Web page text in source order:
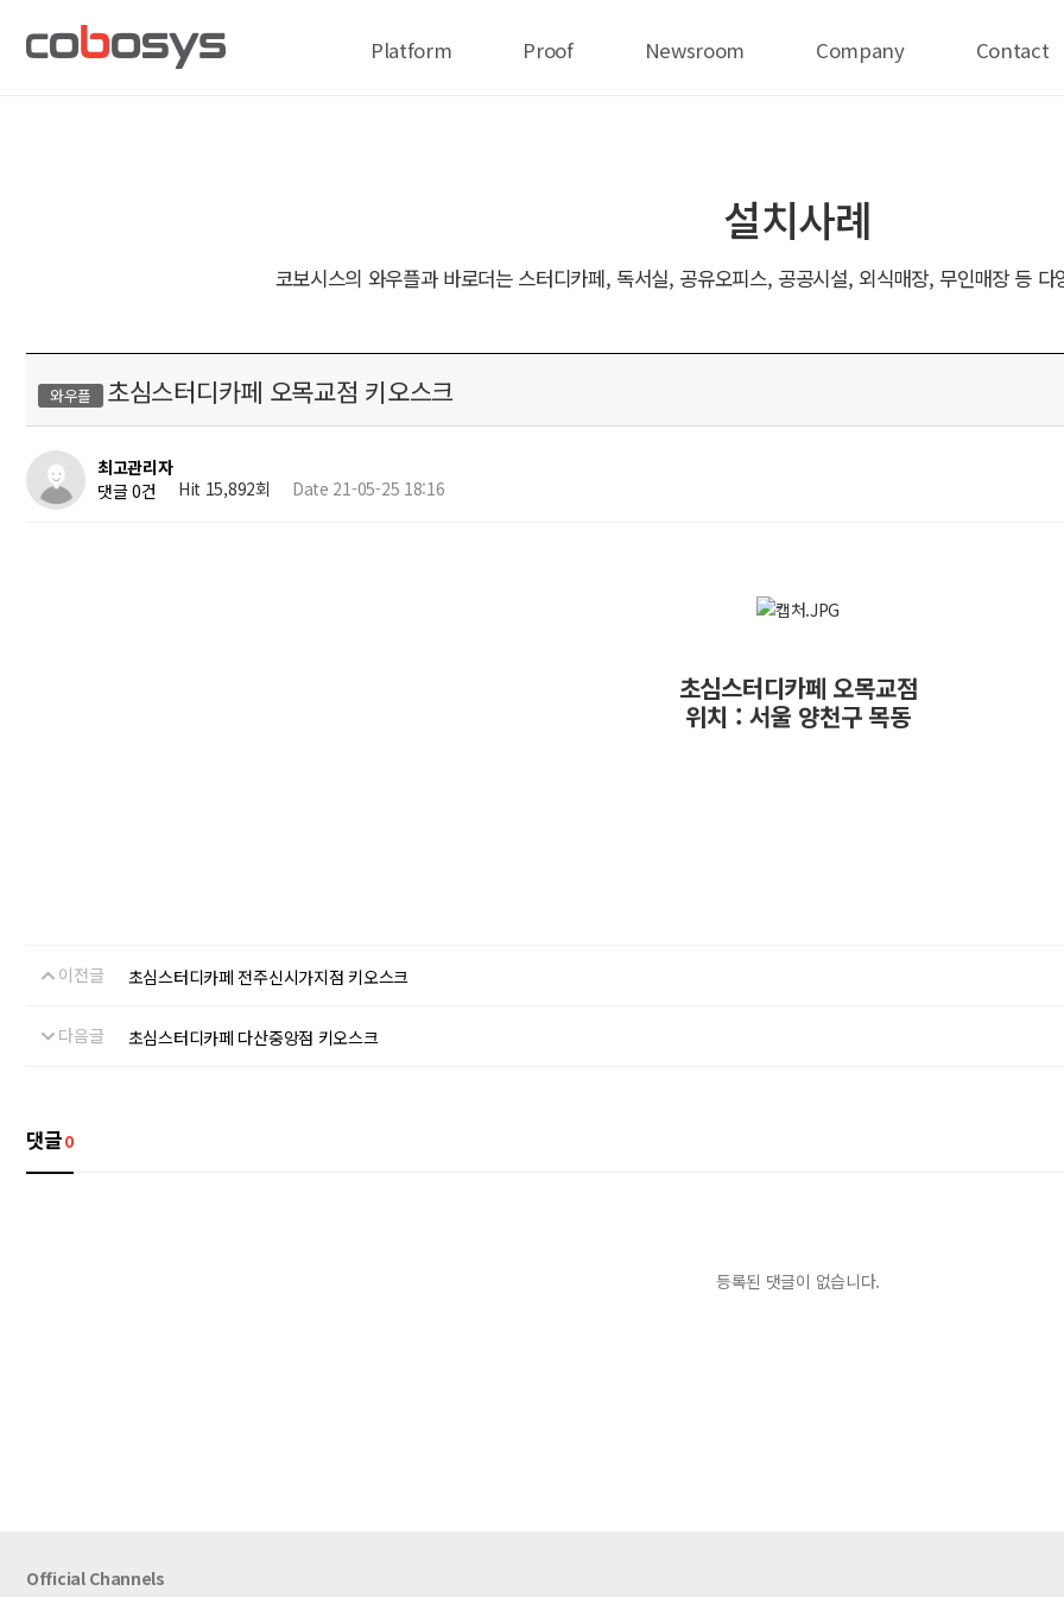
Platform Proof Newsroom Company Contact
설치사례
코보시스의 와우플과 바로더는 스터디카페, 독서실, 공유오피스, 공공시설, 외식매장, 무인매장 등
와우플 초심스터디카페 오목교점 키오스크
최고관리자
댓글 0건
Hit 15,892회 Date 21-05-25 18:16
초심스터디카페 오목교점
위치 : 서울 양천구 목동
이전글 초심스터디카페 전주신시가지점 키오스크
다음글 초심스터디카페 다산중앙점 키오스크
댓글0
등록된 댓글이 없습니다.
Official Channels